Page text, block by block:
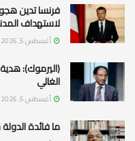
فرنسا تدين
لاستهداف
أغسطس 5, 2026
(اليرموك): هدية
الغالي
أغسطس 5, 2026
ما فائدة